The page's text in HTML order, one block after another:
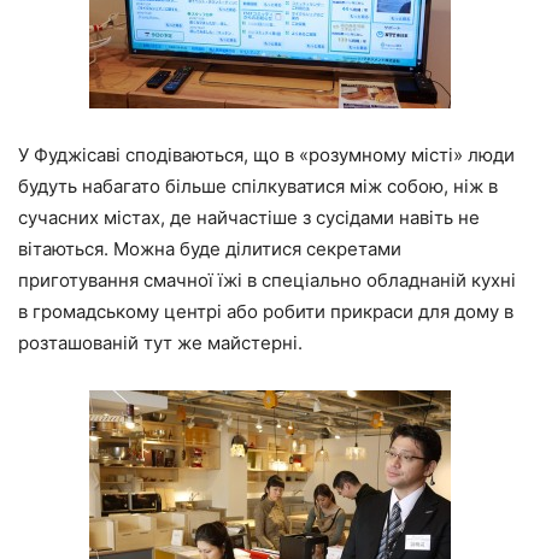
У Фуджісаві сподіваються, що в «розумному місті» люди
будуть набагато більше спілкуватися між собою, ніж в
сучасних містах, де найчастіше з сусідами навіть не
вітаються. Можна буде ділитися секретами
приготування смачної їжі в спеціально обладнаній кухні
в громадському центрі або робити прикраси для дому в
розташованій тут же майстерні.